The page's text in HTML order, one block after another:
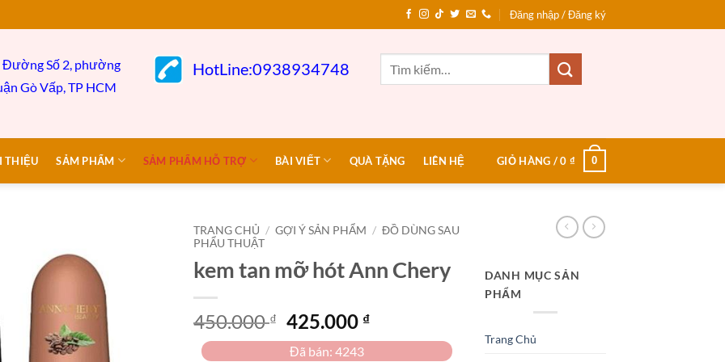
Đăng nhập / Đăng ký
Số 2, phường
GòVấp,TP HCM
HotLine:0938934748
THIỆU SẢM PHẨM SẢM PHẨM HỖ TRỢ BÀI VIẾT QUÀ TẶNG LIÊN HỆ GIỎ HÀNG /0 ₫ 0
TRANG CHỦ / GỢI Ý SẢN PHẨM / ĐỒ DÙNG SAU
PHẨU THUẬT
kem tan mỡ hót Ann Chery
450.000₫ Giá
gốc
425.000 ₫Giá
hiện
Đã bán: 4243
DANH MỤC SẢN
PHẨM
Trang Chủ